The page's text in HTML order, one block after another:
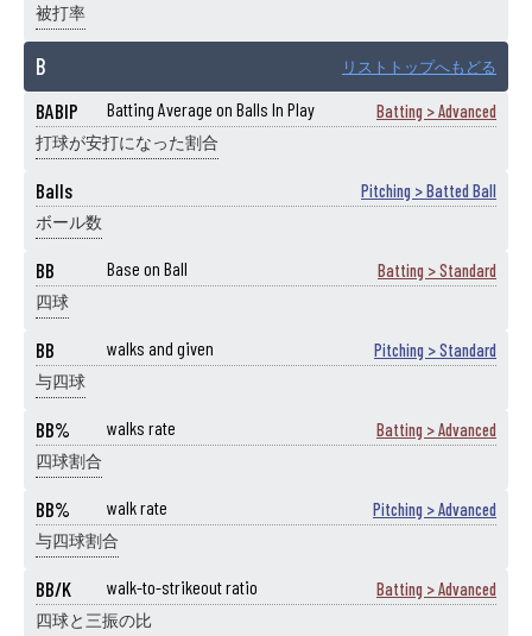
被打率
B リストトップへもどる
BABIP Batting Average on Balls In Play Batting > Advanced
打球が安打になった割合
Balls Pitching > Batted Ball
ボール数
BB Base on Ball Batting > Standard
四球
BB walks and given Pitching > Standard
与四球
BB% walks rate Batting > Advanced
四球割合
BB% walk rate Pitching > Advanced
与四球割合
BB/K walk-to-strikeout ratio Batting > Advanced
四球と三振の比